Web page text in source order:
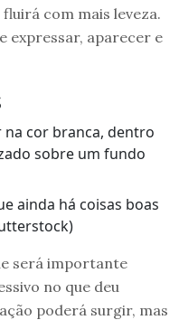
com mais leveza.
expressar, aparecer e
ainda há coisas boas
será importante
no que deu
poderá surgir, mas